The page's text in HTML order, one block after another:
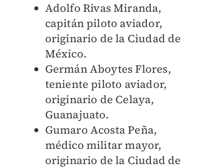
Adolfo Rivas Miranda,
capitán piloto aviador,
originario de la Ciudad de
México.
Germán Aboytes Flores,
teniente piloto aviador,
originario de Celaya,
Guanajuato.
Gumaro Acosta Peña,
médico militar mayor,
originario de la Ciudad de